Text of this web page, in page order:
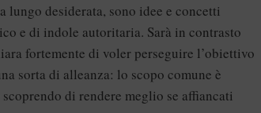
desiderata, sono idee e concetti
e di indole autoritaria. Sarà in contrasto
fortemente di voler perseguire l’obiettivo
sorta di alleanza: lo scopo comune è
di rendere meglio se affiancati